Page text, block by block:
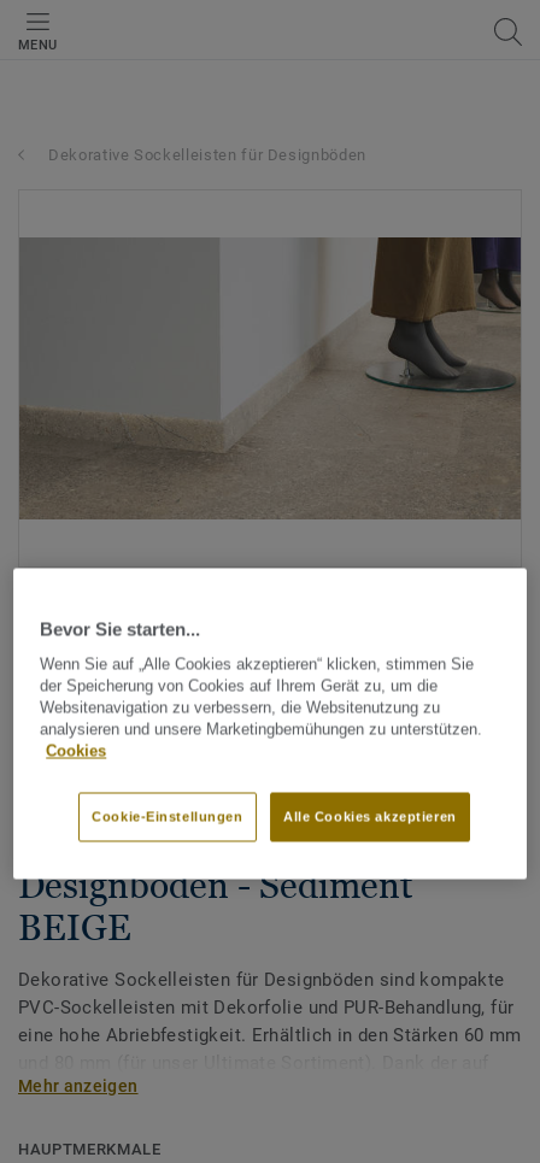
MENU
Dekorative Sockelleisten für Designböden
Alle Designs anzeigen (200)
Dekorative Sockelleisten für
Designböden - Sediment
BEIGE
Dekorative Sockelleisten für Designböden sind kompakte
PVC-Sockelleisten mit Dekorfolie und PUR-Behandlung, für
eine hohe Abriebfestigkeit. Erhältlich in den Stärken 60 mm
unsere Designböden abgestimmten Farben sorgen Sie für
Mehr anzeigen
HAUPTMERKMALE
Bevor Sie starten...
Wenn Sie auf „Alle Cookies akzeptieren“ klicken, stimmen Sie
der Speicherung von Cookies auf Ihrem Gerät zu, um die
Websitenavigation zu verbessern, die Websitenutzung zu
analysieren und unsere Marketingbemühungen zu unterstützen.
Cookies
Alle Cookies akzeptieren
Cookie-Einstellungen